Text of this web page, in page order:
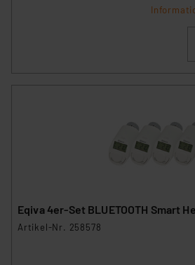
Eqiva 4er-Set BLUETOOTH Smart
Artikel-Nr. 258578